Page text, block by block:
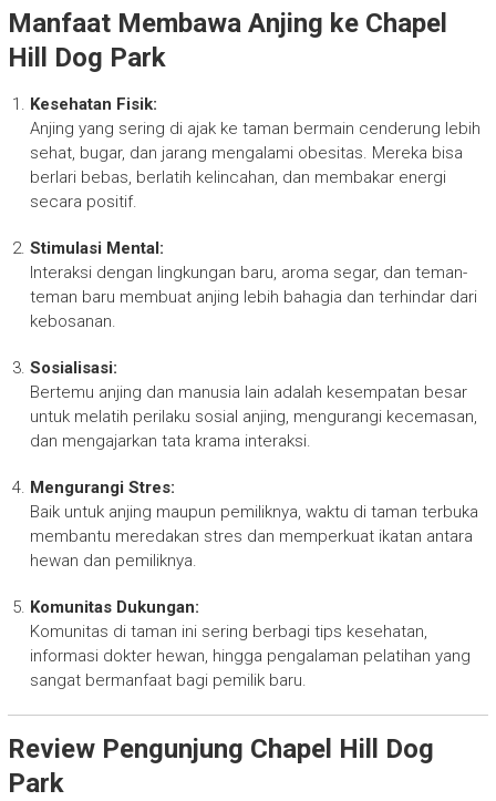
Manfaat Membawa Anjing ke Chapel
Hill Dog Park
Kesehatan Fisik:
Anjing yang sering di ajak ke taman bermain cenderung lebih
sehat, bugar, dan jarang mengalami obesitas. Mereka bisa
berlari bebas, berlatih kelincahan, dan membakar energi
secara positif.
Stimulasi Mental:
Interaksi dengan lingkungan baru, aroma segar, dan teman-
teman baru membuat anjing lebih bahagia dan terhindar dari
kebosanan.
Sosialisasi:
Bertemu anjing dan manusia lain adalah kesempatan besar
untuk melatih perilaku sosial anjing, mengurangi kecemasan,
dan mengajarkan tata krama interaksi.
Mengurangi Stres:
Baik untuk anjing maupun pemiliknya, waktu di taman terbuka
membantu meredakan stres dan memperkuat ikatan antara
hewan dan pemiliknya.
Komunitas Dukungan:
Komunitas di taman ini sering berbagi tips kesehatan,
informasi dokter hewan, hingga pengalaman pelatihan yang
sangat bermanfaat bagi pemilik baru.
Review Pengunjung Chapel Hill Dog
Park